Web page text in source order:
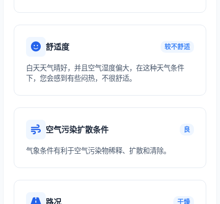
舒适度 较不舒适
白天天气晴好，并且空气湿度偏大，在这种天气条件
下，您会感到有些闷热，不很舒适。
空气污染扩散条件 良
气象条件有利于空气污染物稀释、扩散和清除。
路况 干燥